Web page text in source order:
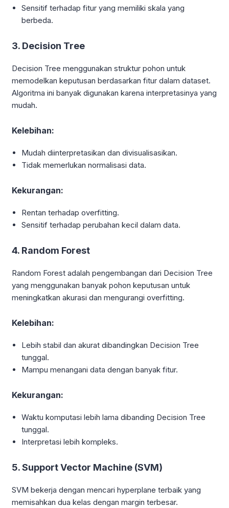
Sensitif terhadap fitur yang memiliki skala yang
berbeda.
3. Decision Tree
Decision Tree menggunakan struktur pohon untuk
memodelkan keputusan berdasarkan fitur dalam dataset.
Algoritma ini banyak digunakan karena interpretasinya yang
mudah.
Kelebihan:
Mudah diinterpretasikan dan divisualisasikan.
Tidak memerlukan normalisasi data.
Kekurangan:
Rentan terhadap overfitting.
Sensitif terhadap perubahan kecil dalam data.
4. Random Forest
Random Forest adalah pengembangan dari Decision Tree
yang menggunakan banyak pohon keputusan untuk
meningkatkan akurasi dan mengurangi overfitting.
Kelebihan:
Lebih stabil dan akurat dibandingkan Decision Tree
tunggal.
Mampu menangani data dengan banyak fitur.
Kekurangan:
Waktu komputasi lebih lama dibanding Decision Tree
tunggal.
Interpretasi lebih kompleks.
5. Support Vector Machine (SVM)
SVM bekerja dengan mencari hyperplane terbaik yang
memisahkan dua kelas dengan margin terbesar.